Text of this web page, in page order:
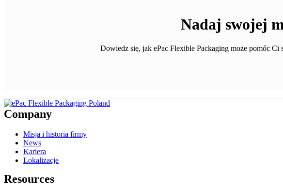
Nadaj swojej
Dowiedz się, jak ePac Flexible Packaging może pomóc
Company
Misja i historia firmy
News
Kariera
Lokalizacje
Resources